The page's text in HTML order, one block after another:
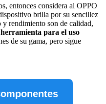
entonces considera al OPPO
brilla por su sencillez
y rendimiento son de calidad,
para el uso
de su gama, pero sigue